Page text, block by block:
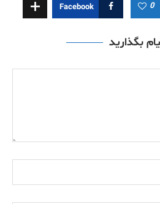
0
Facebook
بگذارید